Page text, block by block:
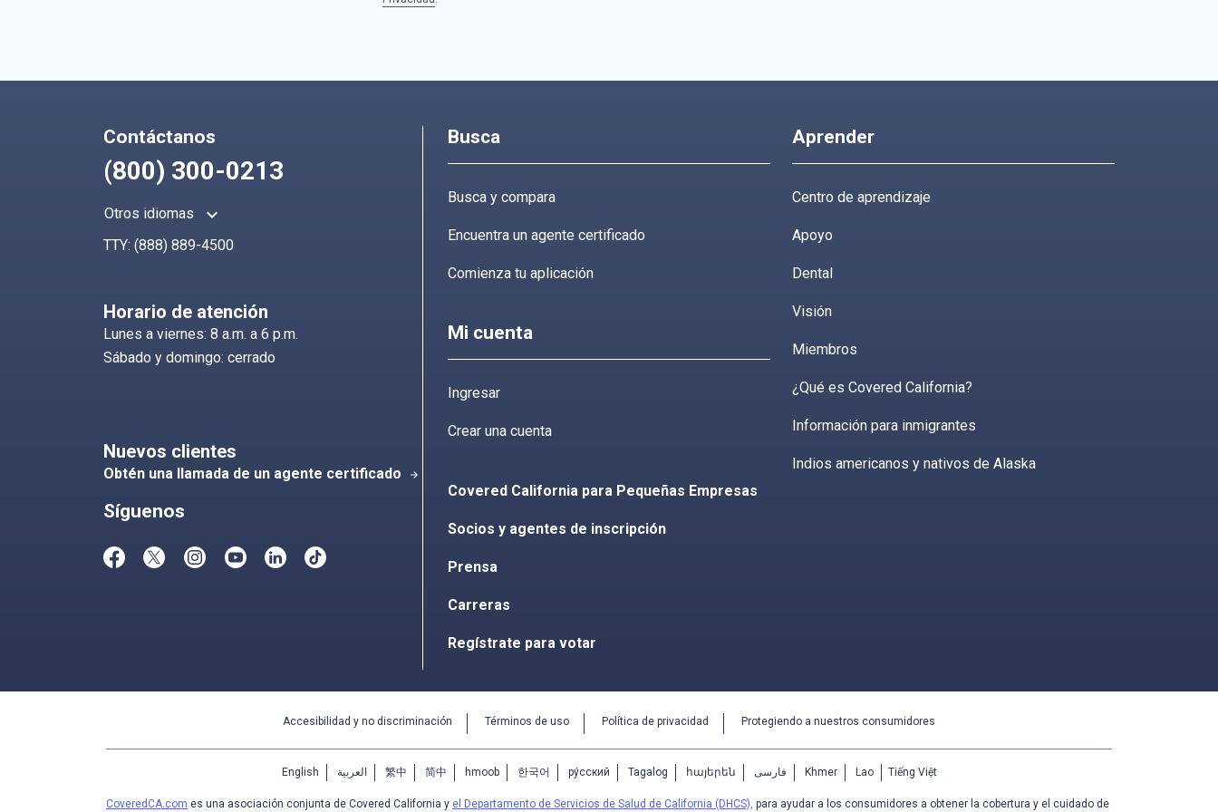
Contáctanos
(800) 300-0213
Otros idiomas keyboard_arrow_up
TTY: (888) 889-4500
Horario de atención
Lunes a viernes: 8 a.m. a 6 p.m.
Sábado y domingo: cerrado
Nuevos clientes
Obtén una llamada de un agente certificado arrow_forward
Síguenos
Busca
Busca y compara
Encuentra un agente certificado
Comienza tu aplicación
Mi cuenta
Ingresar
Crear una cuenta
Covered California para Pequeñas Empresas
Socios y agentes de inscripción
Prensa
Carreras
Regístrate para votar
Aprender
Centro de aprendizaje
Apoyo
Dental
Visión
Miembros
¿Qué es Covered California?
Información para inmigrantes
Indios americanos y nativos de Alaska
Accesibilidad y no discriminación Términos de uso Política de privacidad Protegiendo a nuestros consumidores
English العربية 繁中 简中 hmoob 한국어 ру́сский Tagalog հայերեն فارسی Khmer Lao Tiếng Việt
CoveredCA.com es una asociación conjunta de Covered California y el Departamento de Servicios de Salud de California (DHCS), para ayudar a los consumidores a obtener la cobertura y el cuidado de